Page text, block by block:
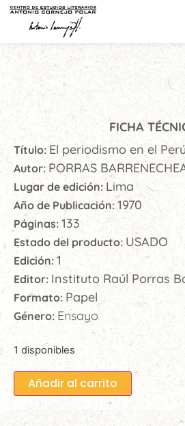
FICHA
Título: El periodismo en el Perú
Autor: PORRAS
Lugar de edición: Lima
Año de Publicación:1970
Páginas: 133
Estado del producto: USADO
Edición: 1
Editor: Instituto Raúl Porras
Formato: Papel
Género: Ensayo
1 disponibles
Añadir al carrito